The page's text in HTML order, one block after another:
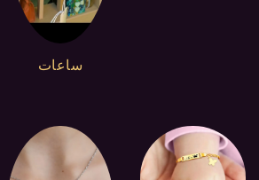
ساعات